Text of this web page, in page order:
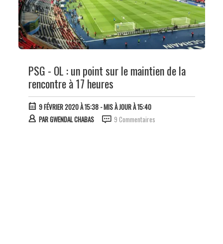
PSG - OL : un point sur le maintien de la
rencontre à 17 heures
9 FÉVRIER 2020 À 15:38- MIS À JOUR À 15:40
PARGWENDAL CHABAS 9 Commentaires